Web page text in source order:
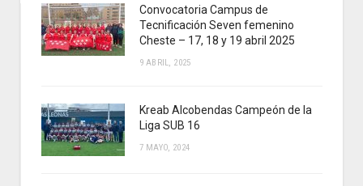
Convocatoria Campus de
Tecnificación Seven femenino
Cheste – 17, 18 y 19 abril 2025
9 ABRIL, 2025
Kreab Alcobendas Campeón de la
Liga SUB 16
7 MAYO, 2024